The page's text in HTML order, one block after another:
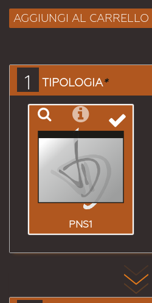
AGGIUNGI AL CARRELLO
1 TIPOLOGIA*
PNS1